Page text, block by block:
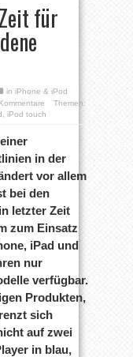
für
in iPhone & iPod
Themen:
iPod touch
in der
vor allem
bei den
letzter Zeit
zum Einsatz
iPad und
nur
verfügbar.
Produkten,
sich
auf zwei
in blau,